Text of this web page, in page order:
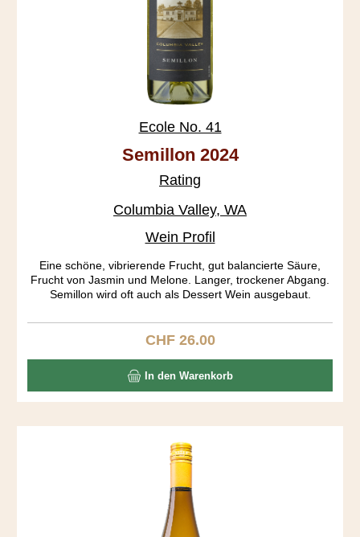
Ecole No. 41
Semillon 2024
Rating
Columbia Valley, WA
Wein Profil
Eine schöne, vibrierende Frucht, gut balancierte Säure,
Frucht von Jasmin und Melone. Langer, trockener Abgang.
Semillon wird oft auch als Dessert Wein ausgebaut.
Regulärer Preis:
CHF 26.00
In den Warenkorb